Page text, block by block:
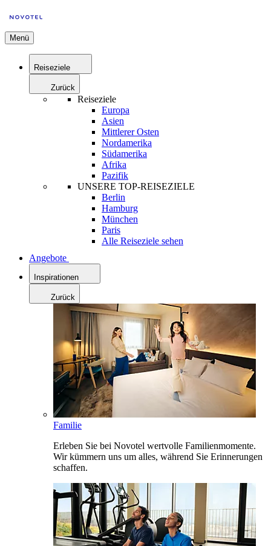
Menü
Reiseziele
Zurück
Reiseziele
Europa
Asien
Mittlerer Osten
Nordamerika
Südamerika
Afrika
Pazifik
UNSERE TOP-REISEZIELE
Berlin
Hamburg
München
Paris
Alle Reiseziele sehen
Angebote
Inspirationen
Zurück
Familie
Erleben Sie bei Novotel wertvolle Familienmomente.
Wir kümmern uns um alles, während Sie Erinnerungen
schaffen.